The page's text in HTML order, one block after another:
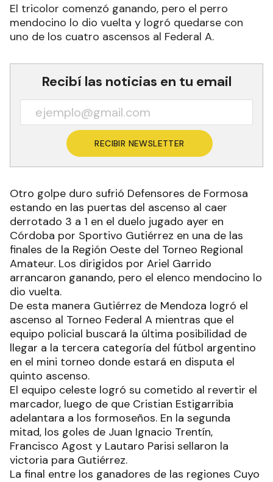
El tricolor comenzó ganando, pero el perro
mendocino lo dio vuelta y logró quedarse con
uno de los cuatro ascensos al Federal A.
Recibí las noticias en tu email
RECIBIR NEWSLETTER
Otro golpe duro sufrió Defensores de Formosa
estando en las puertas del ascenso al caer
derrotado 3 a 1 en el duelo jugado ayer en
Córdoba por Sportivo Gutiérrez en una de las
finales de la Región Oeste del Torneo Regional
Amateur. Los dirigidos por Ariel Garrido
arrancaron ganando, pero el elenco mendocino lo
dio vuelta.
De esta manera Gutiérrez de Mendoza logró el
ascenso al Torneo Federal A mientras que el
equipo policial buscará la última posibilidad de
llegar a la tercera categoría del fútbol argentino
en el mini torneo donde estará en disputa el
quinto ascenso.
El equipo celeste logró su cometido al revertir el
marcador, luego de que Cristian Estigarribia
adelantara a los formoseños. En la segunda
mitad, los goles de Juan Ignacio Trentín,
Francisco Agost y Lautaro Parisi sellaron la
victoria para Gutiérrez.
La final entre los ganadores de las regiones Cuyo